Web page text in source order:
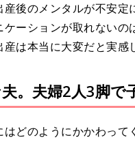
産後のメンタルが不安
ーションが取れない
は本当に大変だと実感
。夫婦2人3脚で
どのようにかかわって